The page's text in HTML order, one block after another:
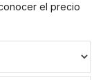
el precio